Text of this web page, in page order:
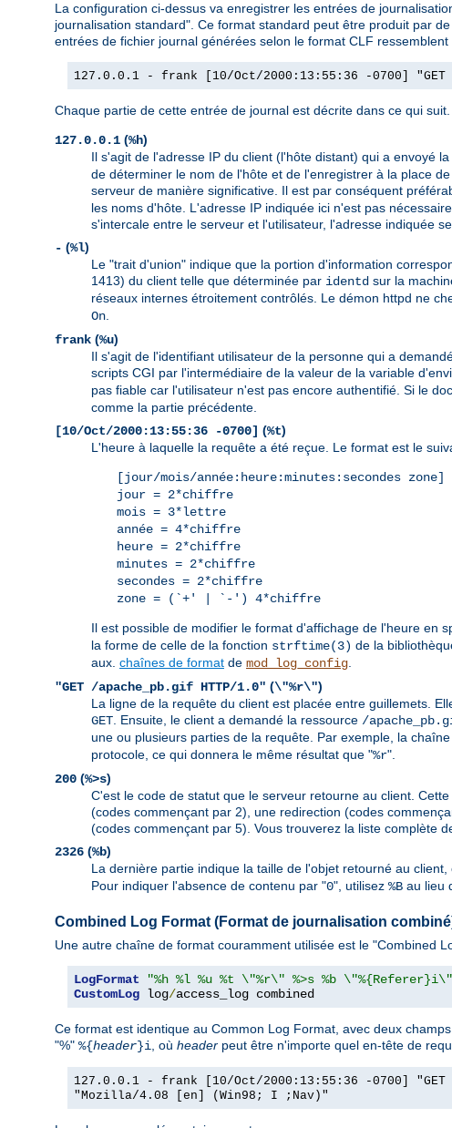
La configuration ci-dessus va enregistrer les entrées de
journalisation standard". Ce format standard peut être produit par
entrées de fichier journal générées selon le format CLF ressemblent
127.0.0.1 - frank [10/Oct/2000:13:55:36 -0700] "GET
Chaque partie de cette entrée de journal est décrite dans ce qui suit.
127.0.0.1 (%h)
Il s'agit de l'adresse IP du client (l'hôte distant) qui a envoyé
de déterminer le nom de l'hôte et de l'enregistrer à la place
serveur de manière significative. Il est par conséquent
les noms d'hôte. L'adresse IP indiquée ici n'est pas
s'intercale entre le serveur et l'utilisateur, l'adresse indiquée
- (%l)
Le "trait d'union" indique que la portion d'information
1413) du client telle que déterminée par identd sur la
réseaux internes étroitement contrôlés. Le démon httpd ne
On.
frank (%u)
Il s'agit de l'identifiant utilisateur de la personne qui a
scripts CGI par l'intermédiaire de la valeur de la variable
pas fiable car l'utilisateur n'est pas encore authentifié. Si le
comme la partie précédente.
[10/Oct/2000:13:55:36 -0700] (%t)
L'heure à laquelle la requête a été reçue. Le format est le
[jour/mois/année:heure:minutes:secondes zone]
jour = 2*chiffre
mois = 3*lettre
année = 4*chiffre
heure = 2*chiffre
minutes = 2*chiffre
secondes = 2*chiffre
zone = (`+' | `-') 4*chiffre
Il est possible de modifier le format d'affichage de l'heure en
la forme de celle de la fonction strftime(3) de la
aux. chaînes de format de mod_log_config.
"GET /apache_pb.gif HTTP/1.0" (\"%r\")
La ligne de la requête du client est placée entre guillemets.
GET. Ensuite, le client a demandé la ressource /
une ou plusieurs parties de la requête. Par exemple, la
protocole, ce qui donnera le même résultat que "%r".
200 (%>s)
C'est le code de statut que le serveur retourne au client.
(codes commençant par 2), une redirection (codes
(codes commençant par 5). Vous trouverez la liste complète
2326 (%b)
La dernière partie indique la taille de l'objet retourné au
Pour indiquer l'absence de contenu par "0", utilisez %B au lieu
Combined Log Format (Format de journalisation
Une autre chaîne de format couramment utilisée est le "Combined
LogFormat "%h %l %u %t \"%r\" %>s %b
CustomLog log/access_log combined
Ce format est identique au Common Log Format, avec deux
"%" %{header}i , où header peut être n'importe quel en-tête de
127.0.0.1 - frank [10/Oct/2000:13:55:36 -0700]
"Mozilla/4.08 [en] (Win98; I ;Nav)"